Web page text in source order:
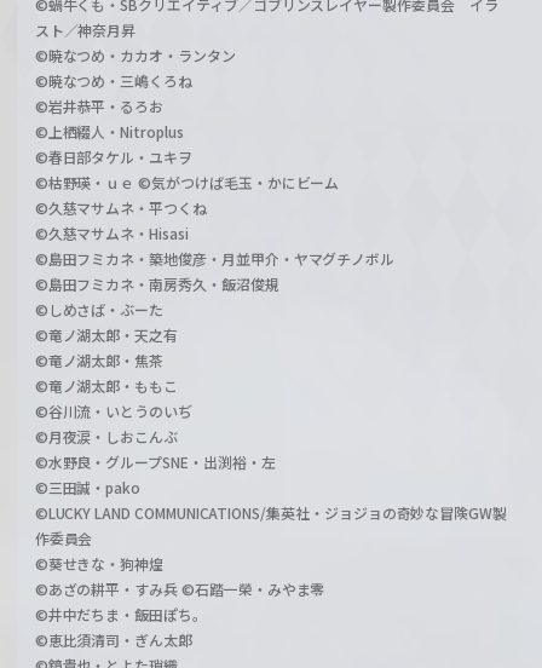
スト／神奈月昇
©暁なつめ・カカオ・ランタン
©暁なつめ・三嶋くろね
©岩井恭平・るろお
©上栖綴人・Nitroplus
©春日部タケル・ユキヲ
©枯野瑛・ｕｅ ©気がつけば毛玉・かにビーム
©久慈マサムネ・平つくね
©久慈マサムネ・Hisasi
©島田フミカネ・築地俊彦・月並甲介・ヤマグチノボル
©島田フミカネ・南房秀久・飯沼俊規
©しめさば・ぶーた
©竜ノ湖太郎・天之有
©竜ノ湖太郎・焦茶
©竜ノ湖太郎・ももこ
©谷川流・いとうのいぢ
©月夜涙・しおこんぶ
©水野良・グループSNE・出渕裕・左
©三田誠・pako
©LUCKY LAND COMMUNICATIONS/集英社・ジョジョの奇妙な冒険GW製
作委員会
©葵せきな・狗神煌
©あざの耕平・すみ兵 ©石踏一榮・みやま零
©井中だちま・飯田ぽち。
©恵比須清司・ぎん太郎